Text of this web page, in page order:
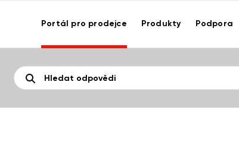
Portál pro prodejce Produkty Podpora